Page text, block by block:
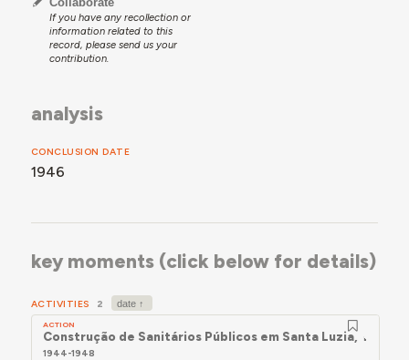
If you have any recollection or
information related to this
record, please send us your
contribution.
analysis
CONCLUSION DATE
1946
key moments (click below for details)
ACTIVITIES 2
ACTION
Construção de Sanitários Públicos em Santa Luzia, Tavira
1944-1948